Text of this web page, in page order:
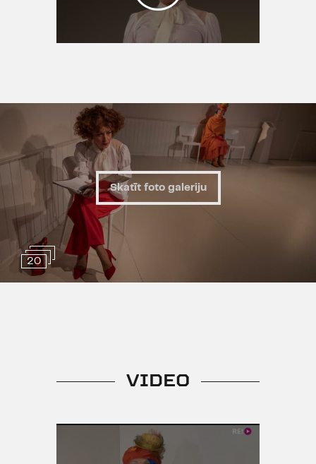
20
Skatīt foto galeriju
VIDEO